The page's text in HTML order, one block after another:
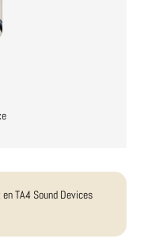
TA4 Sound Devices